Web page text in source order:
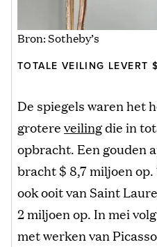
Bron: Sotheby’s
TOTALE VEILING LEVERT
De spiegels waren het
grotereveilingdie in
opbracht. Een gouden
bracht $ 8,7 miljoen
ook ooit van Saint
2 miljoen op. In mei
met werken van